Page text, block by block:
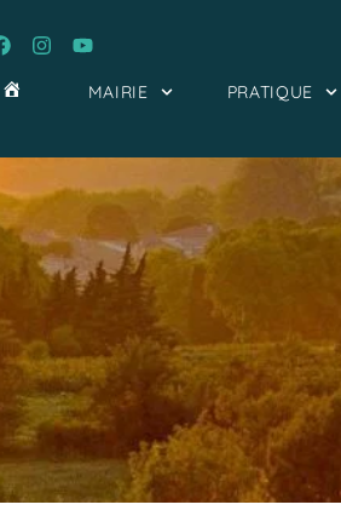
MAIRIE PRATIQUE